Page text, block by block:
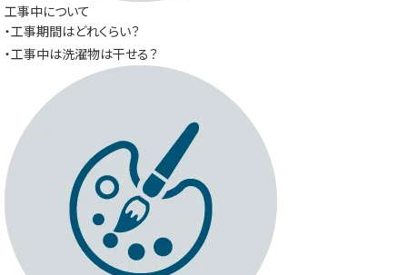
工事中について
・工事期間はどれくらい？
・工事中は洗濯物は干せる？